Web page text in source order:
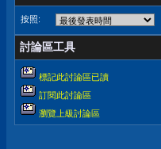
按照:
討論區工具
標記此討論區已讀
訂閱此討論區
瀏覽上級討論區